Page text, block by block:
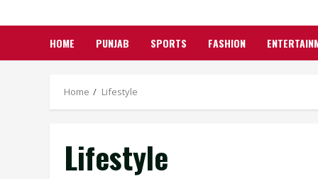
HOME PUNJAB SPORTS FASHION
Home Lifestyle
Lifestyle